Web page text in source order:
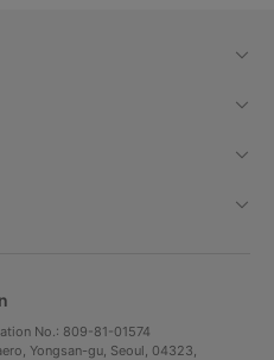
No.: 809-81-01574
Yongsan-gu, Seoul, 04323,